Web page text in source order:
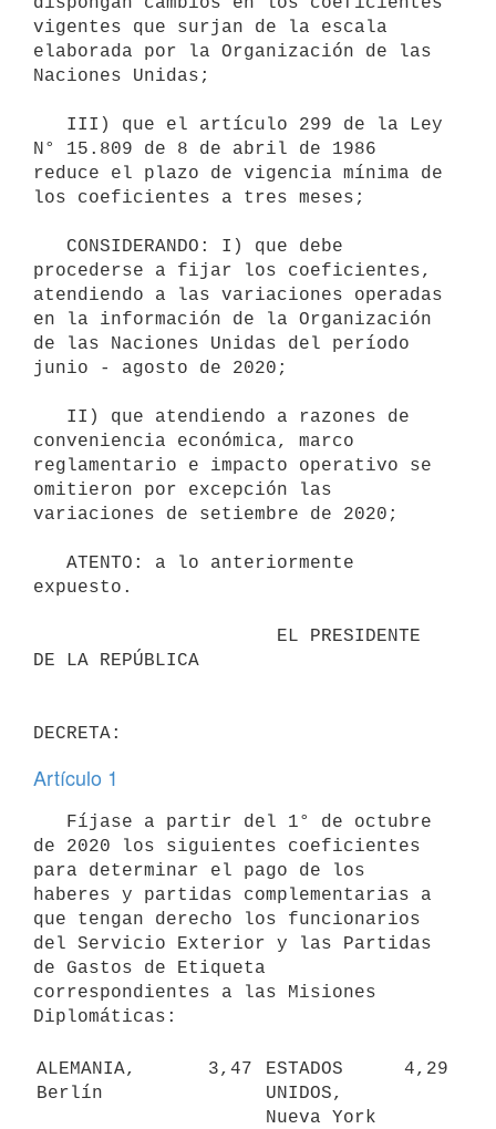
vigentes que surjan de la escala
elaborada por la Organización de las
Naciones Unidas;
N° 15.809 de 8 de abril de 1986
reduce el plazo de vigencia mínima de
los coeficientes a tres meses;
procederse a fijar los coeficientes,
atendiendo a las variaciones operadas
en la información de la Organización
de las Naciones Unidas del período
junio - agosto de 2020;
conveniencia económica, marco
reglamentario e impacto operativo se
omitieron por excepción las
variaciones de setiembre de 2020;
expuesto.
DE LA REPÚBLICA
Artículo 1
de 2020 los siguientes coeficientes
para determinar el pago de los
haberes y partidas complementarias a
que tengan derecho los funcionarios
del Servicio Exterior y las Partidas
de Gastos de Etiqueta
correspondientes a las Misiones
Diplomáticas:
ALEMANIA,
Berlín
3,47
ESTADOS
UNIDOS,
Nueva York
4,29